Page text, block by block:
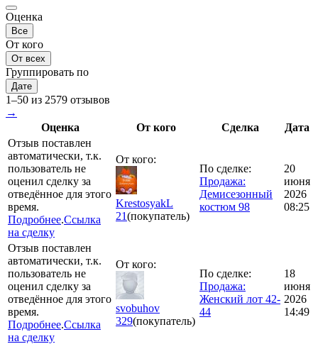
Оценка
Все
От кого
От всех
Группировать по
Дате
1–50 из 2579 отзывов
→
Оценка
От кого Сделка
Дата
Отзыв поставлен
автоматически, т.к.
пользователь не
оценил сделку за
отведённое для этого
время.
Подробнее.Ссылка
на сделку
От кого:
KrestosyakL
21(покупатель)
По сделке:
Продажа:
Демисезонный
костюм 98
20
июня
2026
08:25
Отзыв поставлен
автоматически, т.к.
пользователь не
оценил сделку за
отведённое для этого
время.
Подробнее.Ссылка
на сделку
От кого:
svobuhov
329(покупатель)
По сделке:
Продажа:
Женский лот 42-
44
18
июня
2026
14:49